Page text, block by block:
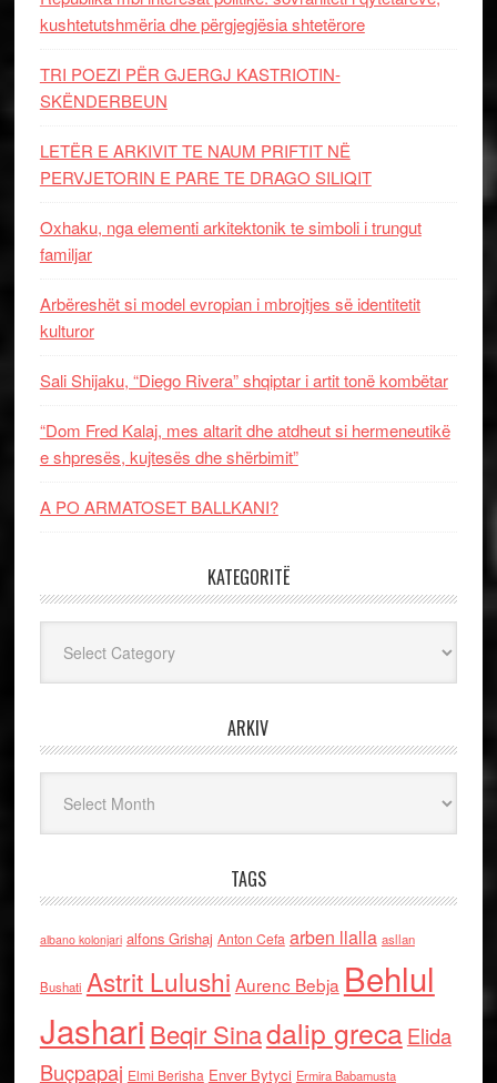
kushtetutshmëria dhe përgjegjësia shtetërore
TRI POEZI PËR GJERGJ KASTRIOTIN-
SKËNDERBEUN
LETËR E ARKIVIT TE NAUM PRIFTIT NË
PERVJETORIN E PARE TE DRAGO SILIQIT
Oxhaku, nga elementi arkitektonik te simboli i trungut
familjar
Arbëreshët si model evropian i mbrojtjes së identitetit
kulturor
Sali Shijaku, “Diego Rivera” shqiptar i artit tonë kombëtar
“Dom Fred Kalaj, mes altarit dhe atdheut si hermeneutikë
e shpresës, kujtesës dhe shërbimit”
A PO ARMATOSET BALLKANI?
KATEGORITË
ARKIV
TAGS
albano kolonjari alfons Grishaj Anton Cefa arben llalla asllan
Bushati Astrit Lulushi Aurenc Bebja Behlul
Jashari Beqir Sinadalip grecaElida
Buçpapaj Elmi Berisha Enver Bytyci Ermira Babamusta